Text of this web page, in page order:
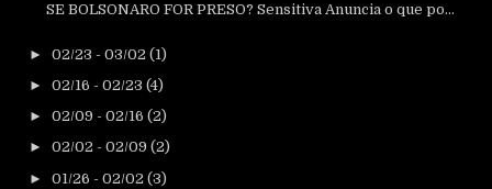
SE BOLSONARO FOR PRESO? Sensitiva Anuncia o que po...
► 02/23 - 03/02 (1)
► 02/16 - 02/23 (4)
► 02/09 - 02/16 (2)
► 02/02 - 02/09 (2)
► 01/26 - 02/02 (3)